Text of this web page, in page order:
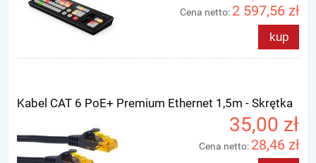
Cena netto: 2 597,56 zł
kup
Kabel CAT 6 PoE+ Premium Ethernet 1,5m - Skrętka
35,00 zł
Cena netto: 28,46 zł